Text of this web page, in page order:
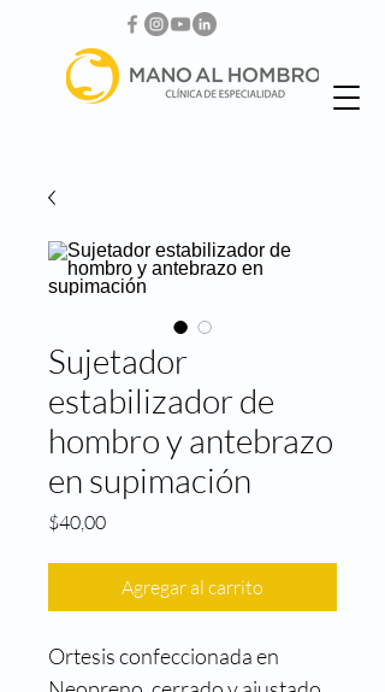
Sujetador
estabilizador de
hombro y antebrazo
en supimación
$40,00Precio
Agregar al carrito
Ortesis confeccionada en